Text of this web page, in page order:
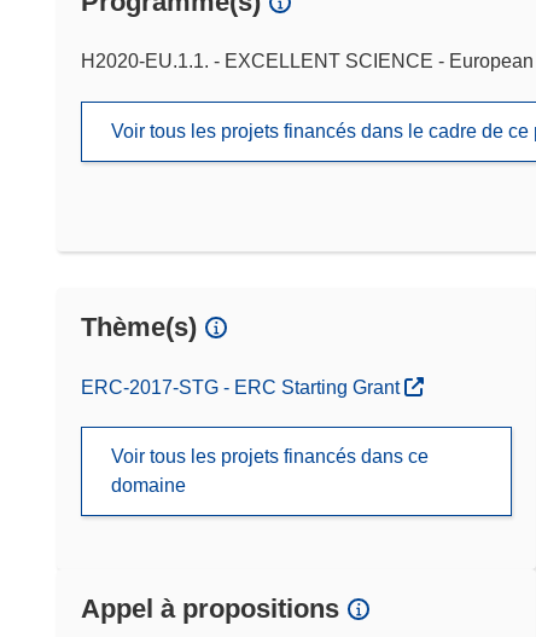
H2020-EU.1.1. - EXCELLENT SCIENCE -
Voir tous les projets financés dans le cadre de ce
Thème(s)
ERC-2017-STG - ERC Starting Grant
Voir tous les projets financés dans ce
domaine
Appel à propositions